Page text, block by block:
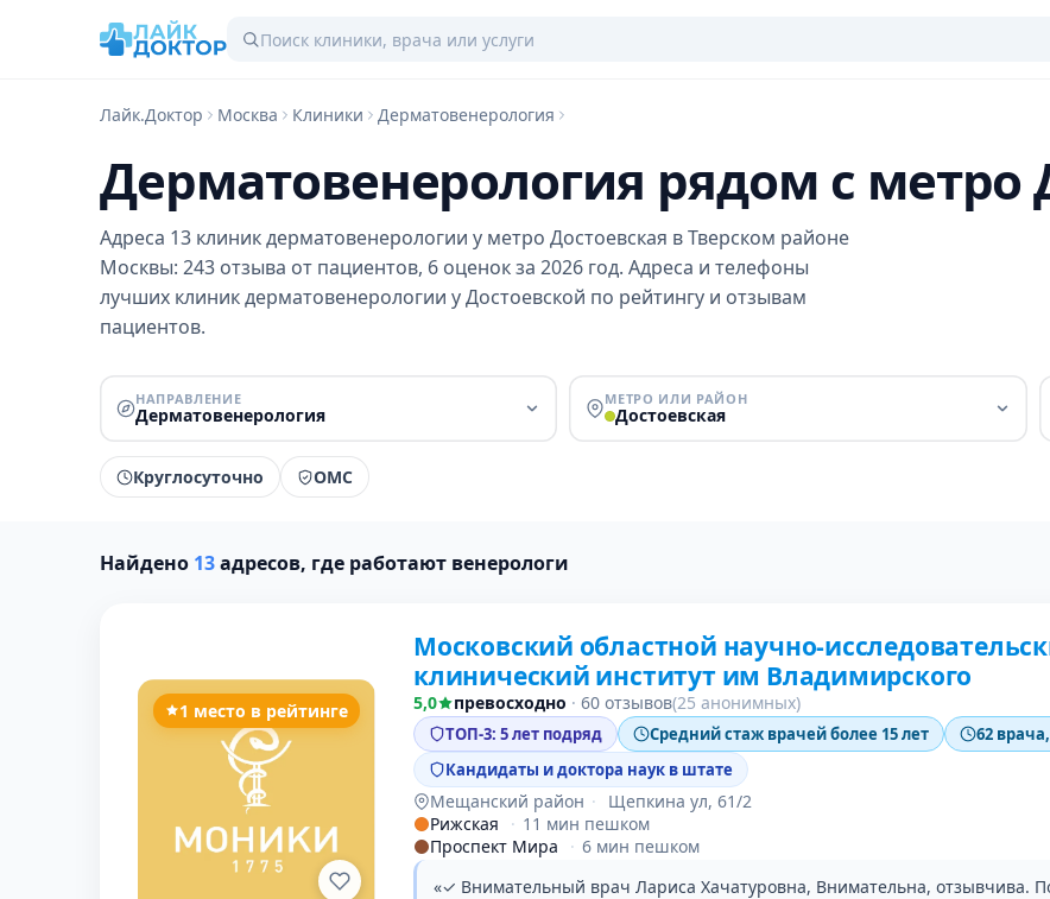
Лайк.Доктор Москва Клиники Дерматовенерология
Дерматовенерология рядом с метро
Адреса 13 клиник дерматовенерологии у метро Достоевская в Тверском районе
Москвы: 243 отзыва от пациентов, 6 оценок за 2026 год. Адреса и телефоны
лучших клиник дерматовенерологии у Достоевской по рейтингу и отзывам
пациентов.
НАПРАВЛЕНИЕ
Дерматовенерология
МЕТРО ИЛИ РАЙОН
Достоевская
Круглосуточно ОМС
Найдено 13адресов, где работают венерологи
1 место в рейтинге
Московский областной научно-
клинический институт им Владимирского
5,0 превосходно · 60 отзывов(25 анонимных)
ТОП-3: 5 лет подряд Средний стаж врачей более 15 лет
62
Кандидаты и доктора наук в штате
Мещанский район ·
Щепкина ул, 61/2
Рижская
· 11 мин пешком
Проспект Мира
· 6 мин пешком
«✓ Внимательный врач Лариса Хачатуровна, Внимательна, отзывчива.